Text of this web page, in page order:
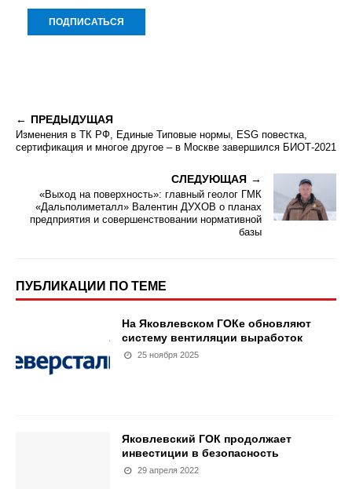
ПРЕДЫДУЩАЯ
Изменения в ТК РФ, Единые Типовые нормы, ESG повестка,
сертификация и многое другое – в Москве завершился БИОТ-2021
СЛЕДУЮЩАЯ
«Выход на поверхность»: главный геолог ГМК
«Дальполиметалл» Валентин ДУХОВ о планах
предприятия и совершенствовании нормативной
базы
ПУБЛИКАЦИИ ПО ТЕМЕ
На Яковлевском ГОКе обновляют
систему вентиляции выработок
25 ноября 2025
Яковлевский ГОК продолжает
инвестиции в безопасность
29 апреля 2022